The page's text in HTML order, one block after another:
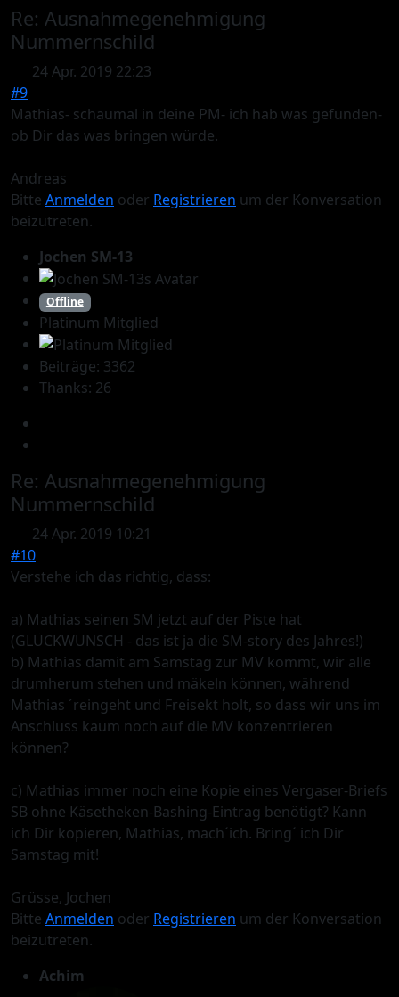
Re: Ausnahmegenehmigung
Nummernschild
24 Apr. 2019 22:23
#9
Mathias- schaumal in deine PM- ich hab was gefunden-
ob Dir das was bringen würde.
Andreas
Bitte Anmelden oder Registrieren um der Konversation
beizutreten.
Jochen SM-13
Offline
Platinum Mitglied
Beiträge: 3362
Thanks: 26
Re: Ausnahmegenehmigung
Nummernschild
24 Apr. 2019 10:21
#10
Verstehe ich das richtig, dass:
a) Mathias seinen SM jetzt auf der Piste hat
(GLÜCKWUNSCH - das ist ja die SM-story des Jahres!)
b) Mathias damit am Samstag zur MV kommt, wir alle
drumherum stehen und mäkeln können, während
Mathias ´reingeht und Freisekt holt, so dass wir uns im
Anschluss kaum noch auf die MV konzentrieren
können?
c) Mathias immer noch eine Kopie eines Vergaser-Briefs
SB ohne Käsetheken-Bashing-Eintrag benötigt? Kann
ich Dir kopieren, Mathias, mach´ich. Bring´ ich Dir
Samstag mit!
Grüsse, Jochen
Bitte Anmelden oder Registrieren um der Konversation
beizutreten.
Achim